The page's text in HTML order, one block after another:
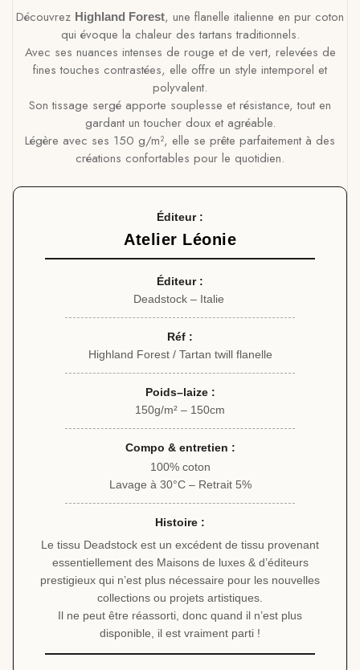
Découvrez Highland Forest, une flanelle italienne en pur coton
qui évoque la chaleur des tartans traditionnels.
Avec ses nuances intenses de rouge et de vert, relevées de
fines touches contrastées, elle offre un style intemporel et
polyvalent.
Son tissage sergé apporte souplesse et résistance, tout en
gardant un toucher doux et agréable.
Légère avec ses 150 g/m², elle se prête parfaitement à des
créations confortables pour le quotidien.
Éditeur :
Atelier Léonie
Éditeur :
Deadstock – Italie
Réf :
Highland Forest / Tartan twill flanelle
Poids–laize :
150g/m² – 150cm
Compo & entretien :
100% coton
Lavage à 30°C – Retrait 5%
Histoire :
Le tissu Deadstock est un excédent de tissu provenant
essentiellement des Maisons de luxes & d’éditeurs
prestigieux qui n’est plus nécessaire pour les nouvelles
collections ou projets artistiques.
Il ne peut être réassorti, donc quand il n’est plus
disponible, il est vraiment parti !